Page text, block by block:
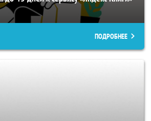
ПОДРОБНЕЕ